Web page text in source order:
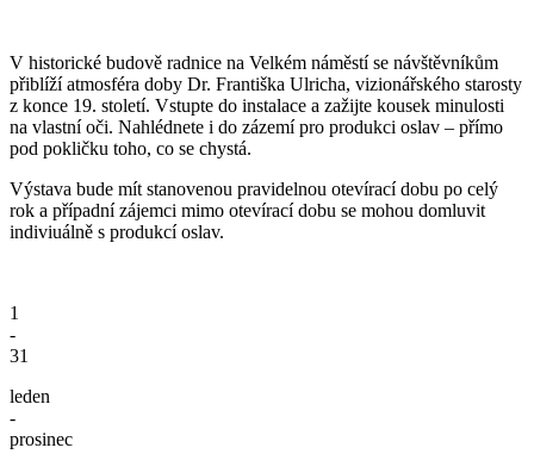
V historické budově radnice na Velkém náměstí se návštěvníkům
přiblíží atmosféra doby Dr. Františka Ulricha, vizionářského starosty
z konce 19. století. Vstupte do instalace a zažijte kousek minulosti
na vlastní oči. Nahlédnete i do zázemí pro produkci oslav – přímo
pod pokličku toho, co se chystá.
Výstava bude mít stanovenou pravidelnou otevírací dobu po celý
rok a případní zájemci mimo otevírací dobu se mohou domluvit
indiviuálně s produkcí oslav.
1
-
31
leden
-
prosinec